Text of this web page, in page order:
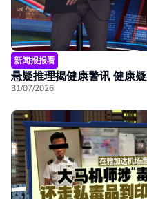
新闻报报看
悬疑推理揭健康警讯 健康
31/07/2026